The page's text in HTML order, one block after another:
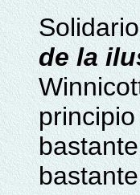
de la